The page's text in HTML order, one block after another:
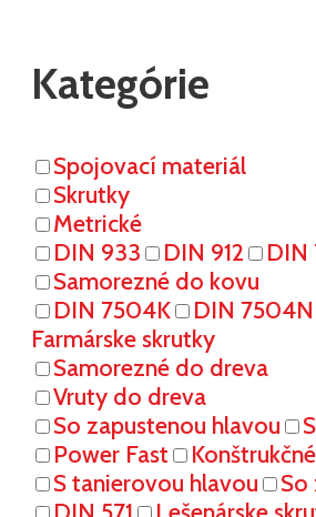
Kategórie
Spojovací materiál
Skrutky
Metrické
DIN 933
DIN 912 DIN
Samorezné do kovu
DIN 7504K
DIN 7504N
Farmárske skrutky
Samorezné do dreva
Vruty do dreva
So zapustenou hlavou
Power Fast
S tanierovou hlavou
So
DIN 571
Lešenárske